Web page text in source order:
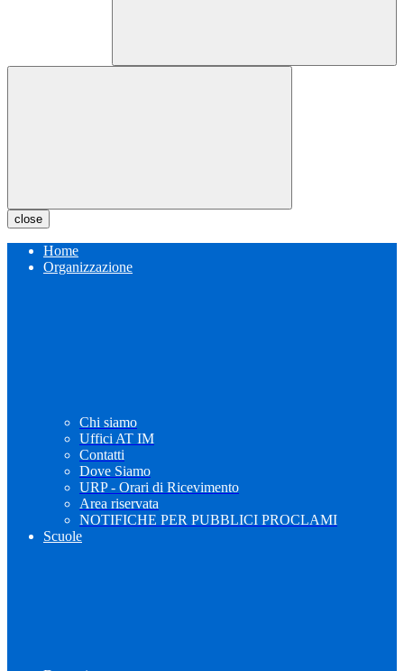
close
Home
Organizzazione
Chi siamo
Uffici AT IM
Contatti
Dove Siamo
URP - Orari di Ricevimento
Area riservata
NOTIFICHE PER PUBBLICI PROCLAMI
Scuole